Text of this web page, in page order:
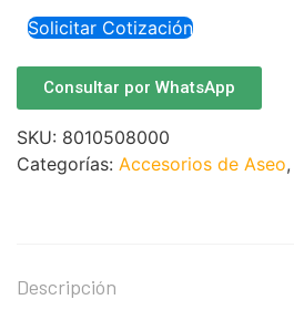
Solicitar Cotización
Consultar por WhatsApp
SKU: 8010508000
Categorías: Accesorios de Aseo,
Descripción